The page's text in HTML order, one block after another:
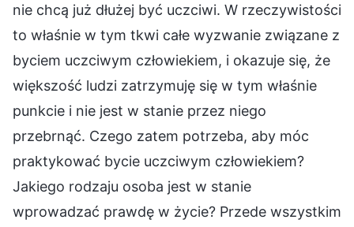
nie chcą już dłużej być uczciwi. W rzeczywistości
to właśnie w tym tkwi całe wyzwanie związane z
byciem uczciwym człowiekiem, i okazuje się, że
większość ludzi zatrzymuję się w tym właśnie
punkcie i nie jest w stanie przez niego
przebrnąć. Czego zatem potrzeba, aby móc
praktykować bycie uczciwym człowiekiem?
Jakiego rodzaju osoba jest w stanie
wprowadzać prawdę w życie? Przede wszystkim